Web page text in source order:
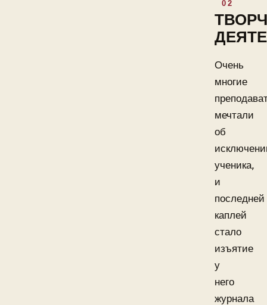
Очень
многие
мечтали
об
ученика,
и
последней
каплей
стало
изъятие
у
него
журнала